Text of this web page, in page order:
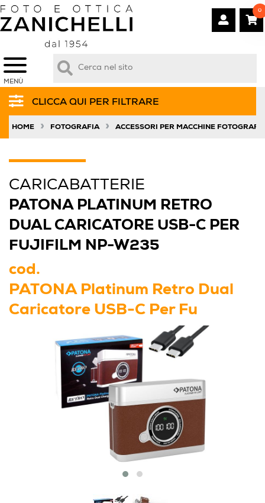
MENÙ
0
CLICCA QUI PER FILTRARE
HOME » FOTOGRAFIA » ACCESSORI PER MACCHINE
CARICABATTERIE
PATONA PLATINUM RETRO
DUAL CARICATORE USB-C PER
FUJIFILM NP-W235
cod.
PATONA Platinum Retro Dual
Caricatore USB-C Per Fu